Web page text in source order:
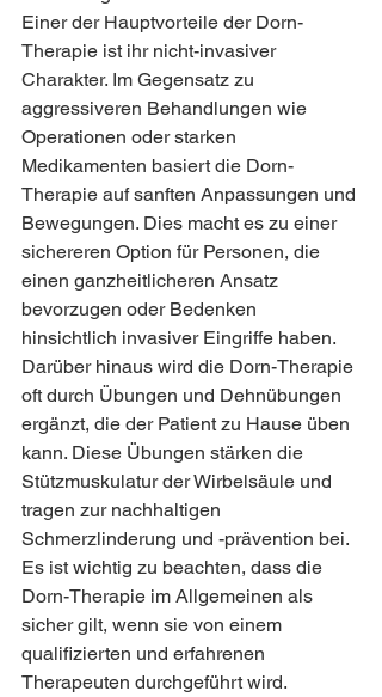
Einer der Hauptvorteile der Dorn-
Therapie ist ihr nicht-invasiver
Charakter. Im Gegensatz zu
aggressiveren Behandlungen wie
Operationen oder starken
Medikamenten basiert die Dorn-
Therapie auf sanften Anpassungen und
Bewegungen. Dies macht es zu einer
sichereren Option für Personen, die
einen ganzheitlicheren Ansatz
bevorzugen oder Bedenken
hinsichtlich invasiver Eingriffe haben.
Darüber hinaus wird die Dorn-Therapie
oft durch Übungen und Dehnübungen
ergänzt, die der Patient zu Hause üben
kann. Diese Übungen stärken die
Stützmuskulatur der Wirbelsäule und
tragen zur nachhaltigen
Schmerzlinderung und -prävention bei.
Es ist wichtig zu beachten, dass die
Dorn-Therapie im Allgemeinen als
sicher gilt, wenn sie von einem
qualifizierten und erfahrenen
Therapeuten durchgeführt wird.